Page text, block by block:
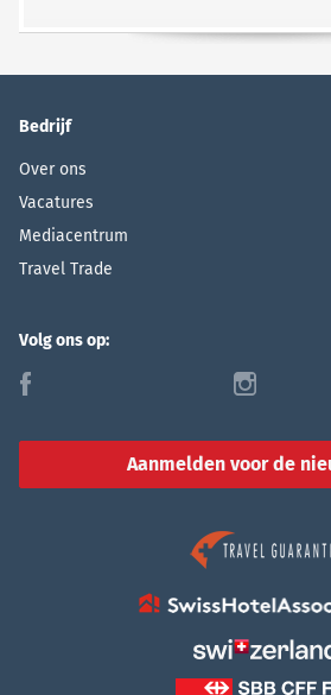
Bedrijf
Over ons
Vacatures
Mediacentrum
Travel Trade
Volg ons op:
f i
Aanmelden voor de